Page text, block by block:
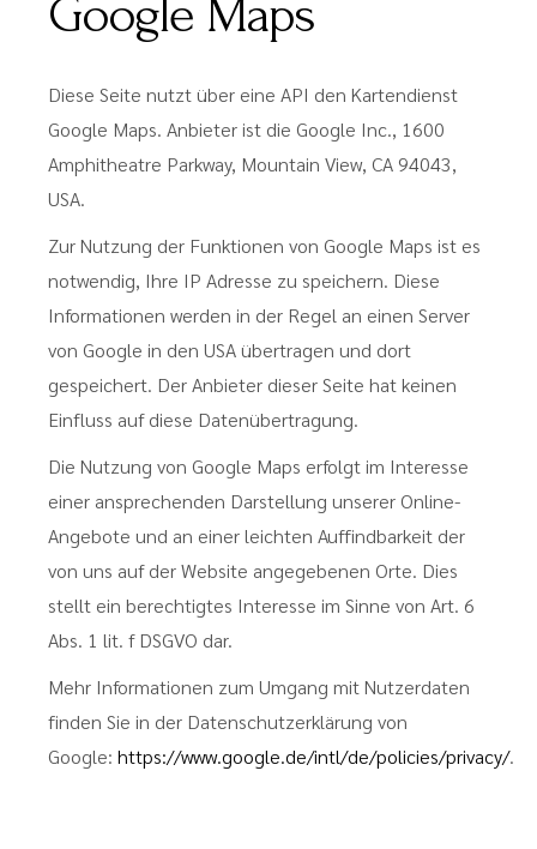
Google Maps
Diese Seite nutzt über eine API den Kartendienst
Google Maps. Anbieter ist die Google Inc., 1600
Amphitheatre Parkway, Mountain View, CA 94043,
USA.
Zur Nutzung der Funktionen von Google Maps ist es
notwendig, Ihre IP Adresse zu speichern. Diese
Informationen werden in der Regel an einen Server
von Google in den USA übertragen und dort
gespeichert. Der Anbieter dieser Seite hat keinen
Einfluss auf diese Datenübertragung.
Die Nutzung von Google Maps erfolgt im Interesse
einer ansprechenden Darstellung unserer Online-
Angebote und an einer leichten Auffindbarkeit der
von uns auf der Website angegebenen Orte. Dies
stellt ein berechtigtes Interesse im Sinne von Art. 6
Abs. 1 lit. f DSGVO dar.
Mehr Informationen zum Umgang mit Nutzerdaten
finden Sie in der Datenschutzerklärung von
Google:https://www.google.de/intl/de/policies/privacy/.